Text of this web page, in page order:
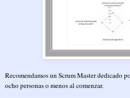
Recomendamos un Scrum Master dedicado
ocho personas o menos al comenzar.